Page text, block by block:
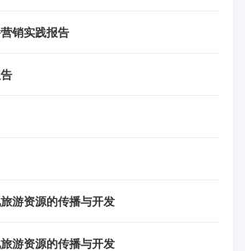
销实践报告
游资源的传播与开发
游资源的传播与开发